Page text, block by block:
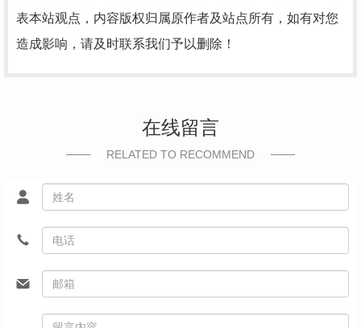
表本站观点，内容版权归属原作者及站点所有，如有对您
造成影响，请及时联系我们予以删除！
在线留言
RELATED TO RECOMMEND